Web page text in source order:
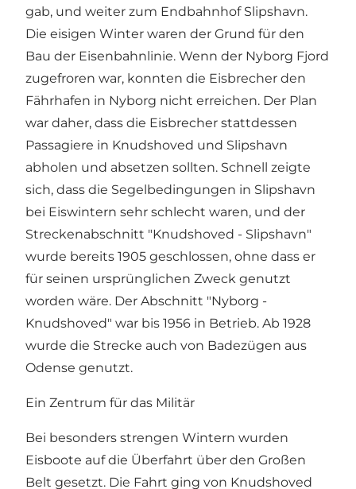
gab, und weiter zum Endbahnhof Slipshavn.
Die eisigen Winter waren der Grund für den
Bau der Eisenbahnlinie. Wenn der Nyborg Fjord
zugefroren war, konnten die Eisbrecher den
Fährhafen in Nyborg nicht erreichen. Der Plan
war daher, dass die Eisbrecher stattdessen
Passagiere in Knudshoved und Slipshavn
abholen und absetzen sollten. Schnell zeigte
sich, dass die Segelbedingungen in Slipshavn
bei Eiswintern sehr schlecht waren, und der
Streckenabschnitt "Knudshoved - Slipshavn"
wurde bereits 1905 geschlossen, ohne dass er
für seinen ursprünglichen Zweck genutzt
worden wäre. Der Abschnitt "Nyborg -
Knudshoved" war bis 1956 in Betrieb. Ab 1928
wurde die Strecke auch von Badezügen aus
Odense genutzt.
Ein Zentrum für das Militär
Bei besonders strengen Wintern wurden
Eisboote auf die Überfahrt über den Großen
Belt gesetzt. Die Fahrt ging von Knudshoved